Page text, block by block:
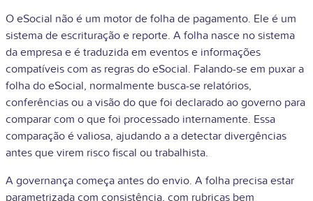
O eSocial não é um motor de folha de pagamento. Ele é um
sistema de escrituração e reporte. A folha nasce no sistema
da empresa e é traduzida em eventos e informações
compatíveis com as regras do eSocial. Falando-se em puxar a
folha do eSocial, normalmente busca-se relatórios,
conferências ou a visão do que foi declarado ao governo para
comparar com o que foi processado internamente. Essa
comparação é valiosa, ajudando a a detectar divergências
antes que virem risco fiscal ou trabalhista.
A governança começa antes do envio. A folha precisa estar
parametrizada com consistência, com rubricas bem